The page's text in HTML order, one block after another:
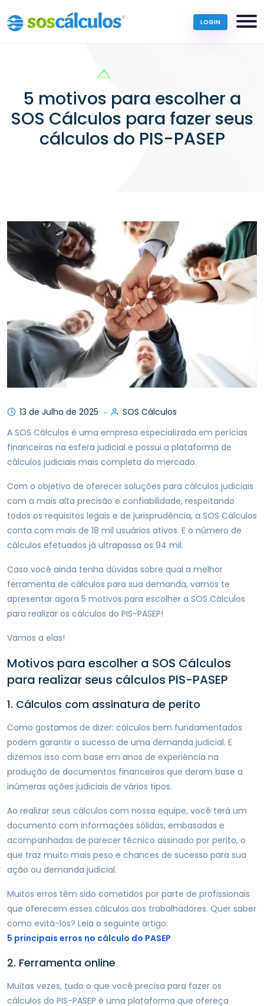
LOGIN
5 motivos para escolher a
SOS Cálculos para fazer seus
cálculos do PIS-PASEP
13 de Julho de 2025
SOS Cálculos
A SOS Cálculos é uma empresa especializada em perícias
financeiras na esfera judicial e possui a plataforma de
cálculos judiciais mais completa do mercado.
Com o objetivo de oferecer soluções para cálculos judiciais
com a mais alta precisão e confiabilidade, respeitando
todos os requisitos legais e de jurisprudência, a SOS Cálculos
conta com mais de 18 mil usuários ativos. E o número de
cálculos efetuados já ultrapassa os 94 mil.
Caso você ainda tenha dúvidas sobre qual a melhor
ferramenta de cálculos para sua demanda, vamos te
apresentar agora 5 motivos para escolher a SOS Cálculos
para realizar os cálculos do PIS-PASEP!
Vamos a elas!
Motivos para escolher a SOS Cálculos
para realizar seus cálculos PIS-PASEP
1. Cálculos com assinatura de perito
Como gostamos de dizer: cálculos bem fundamentados
podem garantir o sucesso de uma demanda judicial. E
dizemos isso com base em anos de experiência na
produção de documentos financeiros que deram base a
inúmeras ações judiciais de vários tipos.
Ao realizar seus cálculos com nossa equipe, você terá um
documento com informações sólidas, embasadas e
acompanhadas de parecer técnico assinado por perito, o
que traz muito mais peso e chances de sucesso para sua
ação ou demanda judicial.
Muitos erros têm sido cometidos por parte de profissionais
que oferecem esses cálculos aos trabalhadores. Quer saber
como evitá-los? Leia o seguinte artigo:
5 principais erros no cálculo do PASEP
2. Ferramenta online
Muitas vezes, tudo o que você precisa para fazer os
cálculos do PIS-PASEP é uma plataforma que ofereça